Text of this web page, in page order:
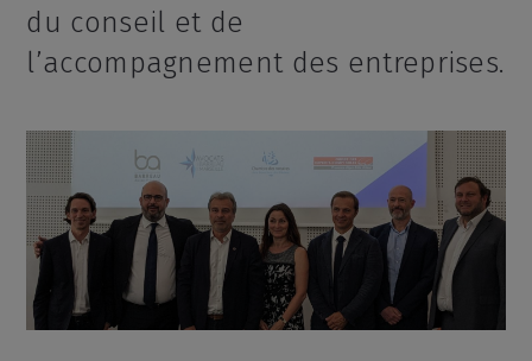
du conseil et de
l’accompagnement des entreprises.